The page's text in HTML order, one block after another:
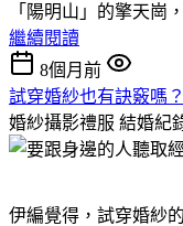
「陽明山」的擎天崗，
繼續閱讀
8個月前
試穿婚紗也有訣竅嗎
婚紗攝影禮服 結婚紀
伊編覺得，試穿婚紗